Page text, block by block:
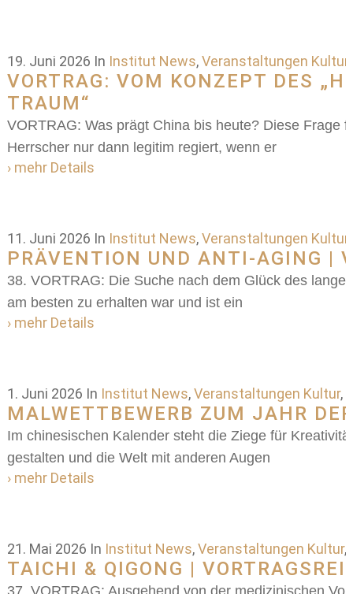
19. Juni 2026 In Institut News,Veranstaltungen Kultur
VORTRAG: VOM KONZEPT DES
TRAUM“
VORTRAG: Was prägt China bis heute? Diese Frage
Herrscher nur dann legitim regiert, wenn er
› mehr Details
11. Juni 2026 In Institut News,Veranstaltungen Kultur
PRÄVENTION UND ANTI-AGING |
38. VORTRAG: Die Suche nach dem Glück des
am besten zu erhalten war und ist ein
› mehr Details
1. Juni 2026 In Institut News,Veranstaltungen Kultur,
MALWETTBEWERB ZUM JAHR
Im chinesischen Kalender steht die Ziege für
gestalten und die Welt mit anderen Augen
› mehr Details
21. Mai 2026 In Institut News,Veranstaltungen Kultur,
TAICHI & QIGONG |
37. VORTRAG: Ausgehend von der medizinischen